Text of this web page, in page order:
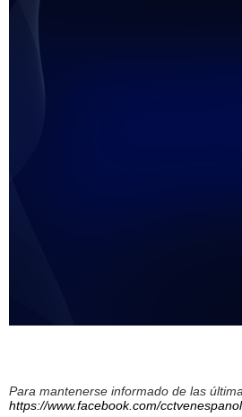
Para mantenerse informado de las
https://www.facebook.com/cctvenespanol